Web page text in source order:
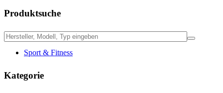
Produktsuche
Sport & Fitness
Kategorie